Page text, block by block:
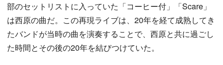
部のセットリストに入っていた「コーヒー付」「Scare」
は西原の曲だ。この再現ライブは、20年を経て成熟してき
たバンドが当時の曲を演奏することで、西原と共に過ごし
た時間とその後の20年を結びつけていた。